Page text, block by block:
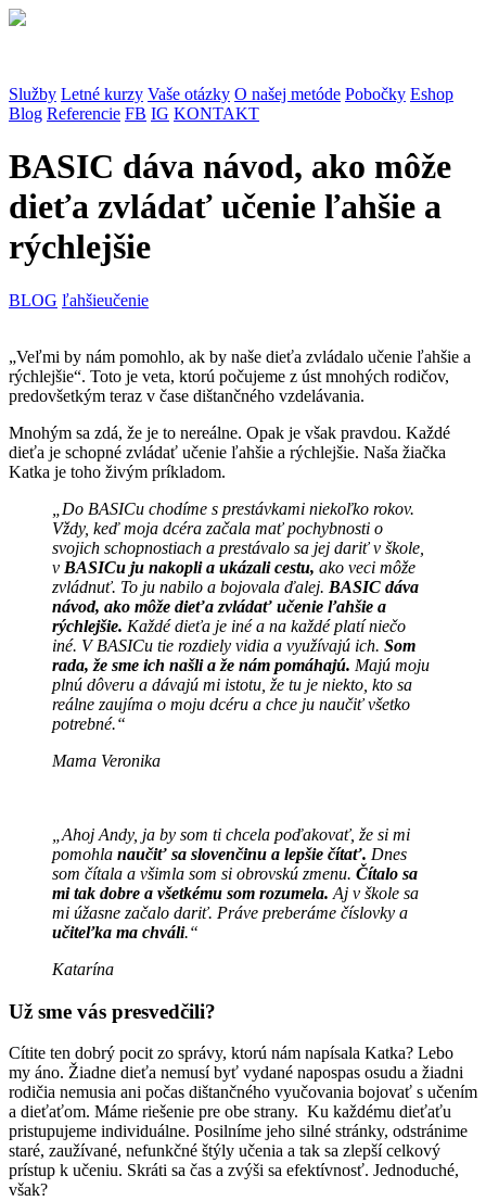
Služby Letné kurzy Vaše otázky O našej metóde Pobočky Eshop
Blog Referencie FB IG KONTAKT
BASIC dáva návod, ako môže
dieťa zvládať učenie ľahšie a
rýchlejšie
BLOG ľahšieučenie
„Veľmi by nám pomohlo, ak by naše dieťa zvládalo učenie ľahšie a
rýchlejšie“. Toto je veta, ktorú počujeme z úst mnohých rodičov,
predovšetkým teraz v čase dištančného vzdelávania.
Mnohým sa zdá, že je to nereálne. Opak je však pravdou. Každé
dieťa je schopné zvládať učenie ľahšie a rýchlejšie. Naša žiačka
Katka je toho živým príkladom.
„Do BASICu chodíme s prestávkami niekoľko rokov.
Vždy, keď moja dcéra začala mať pochybnosti o
svojich schopnostiach a prestávalo sa jej dariť v škole,
v BASICu ju nakopli a ukázali cestu, ako veci môže
zvládnuť. To ju nabilo a bojovala ďalej. BASIC dáva
návod, ako môže dieťa zvládať učenie ľahšie a
rýchlejšie. Každé dieťa je iné a na každé platí niečo
iné. V BASICu tie rozdiely vidia a využívajú ich. Som
rada, že sme ich našli a že nám pomáhajú. Majú moju
plnú dôveru a dávajú mi istotu, že tu je niekto, kto sa
reálne zaujíma o moju dcéru a chce ju naučiť všetko
potrebné.“
Mama Veronika
„Ahoj Andy, ja by som ti chcela poďakovať, že si mi
pomohla naučiť sa slovenčinu a lepšie čítať. Dnes
som čítala a všimla som si obrovskú zmenu. Čítalo sa
mi tak dobre a všetkému som rozumela. Aj v škole sa
mi úžasne začalo dariť. Práve preberáme číslovky a
učiteľka ma chváli.“
Katarína
Už sme vás presvedčili?
Cítite ten dobrý pocit zo správy, ktorú nám napísala Katka? Lebo
my áno. Žiadne dieťa nemusí byť vydané napospas osudu a žiadni
rodičia nemusia ani počas dištančného vyučovania bojovať s učením
a dieťaťom. Máme riešenie pre obe strany. Ku každému dieťaťu
pristupujeme individuálne. Posilníme jeho silné stránky, odstránime
staré, zaužívané, nefunkčné štýly učenia a tak sa zlepší celkový
prístup k učeniu. Skráti sa čas a zvýši sa efektívnosť. Jednoduché,
však?